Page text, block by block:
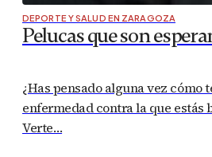
DEPORTE Y SALUD EN ZARAGOZA
Pelucas que son
¿Has pensado alguna vez
enfermedad contra la que estás
Verte…